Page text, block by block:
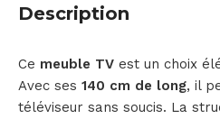
Description
Ce meuble TV est un choix
Avec ses 140 cm de long, il
téléviseur sans soucis. La